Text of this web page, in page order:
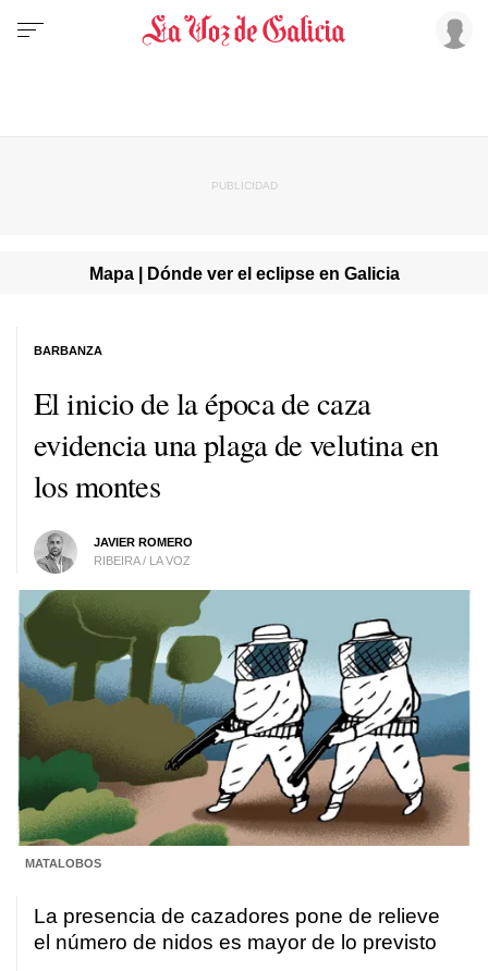
Mapa | Dónde ver el eclipse en Galicia
El inicio de la época de caza
evidencia una plaga de velutina en
los montes
JAVIER ROMERO
RIBEIRA / LA VOZ
BARBANZA
MATALOBOS
La presencia de cazadores pone de relieve
el número de nidos es mayor de lo previsto